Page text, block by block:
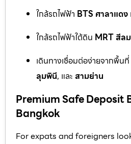
ใกล้รถไฟฟ้า BTS ศาลาแดง
ใกล้รถไฟฟ้าใต้ดิน MRT สีลม
เดินทางเชื่อมต่อง่ายจากพื้นที่
ลุมพินี, และ สามย่าน
Premium Safe Deposit
Bangkok
For expats and foreigners